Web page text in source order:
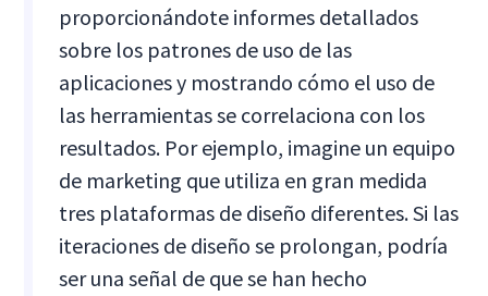
proporcionándote informes detallados
sobre los patrones de uso de las
aplicaciones y mostrando cómo el uso de
las herramientas se correlaciona con los
resultados. Por ejemplo, imagine un equipo
de marketing que utiliza en gran medida
tres plataformas de diseño diferentes. Si las
iteraciones de diseño se prolongan, podría
ser una señal de que se han hecho